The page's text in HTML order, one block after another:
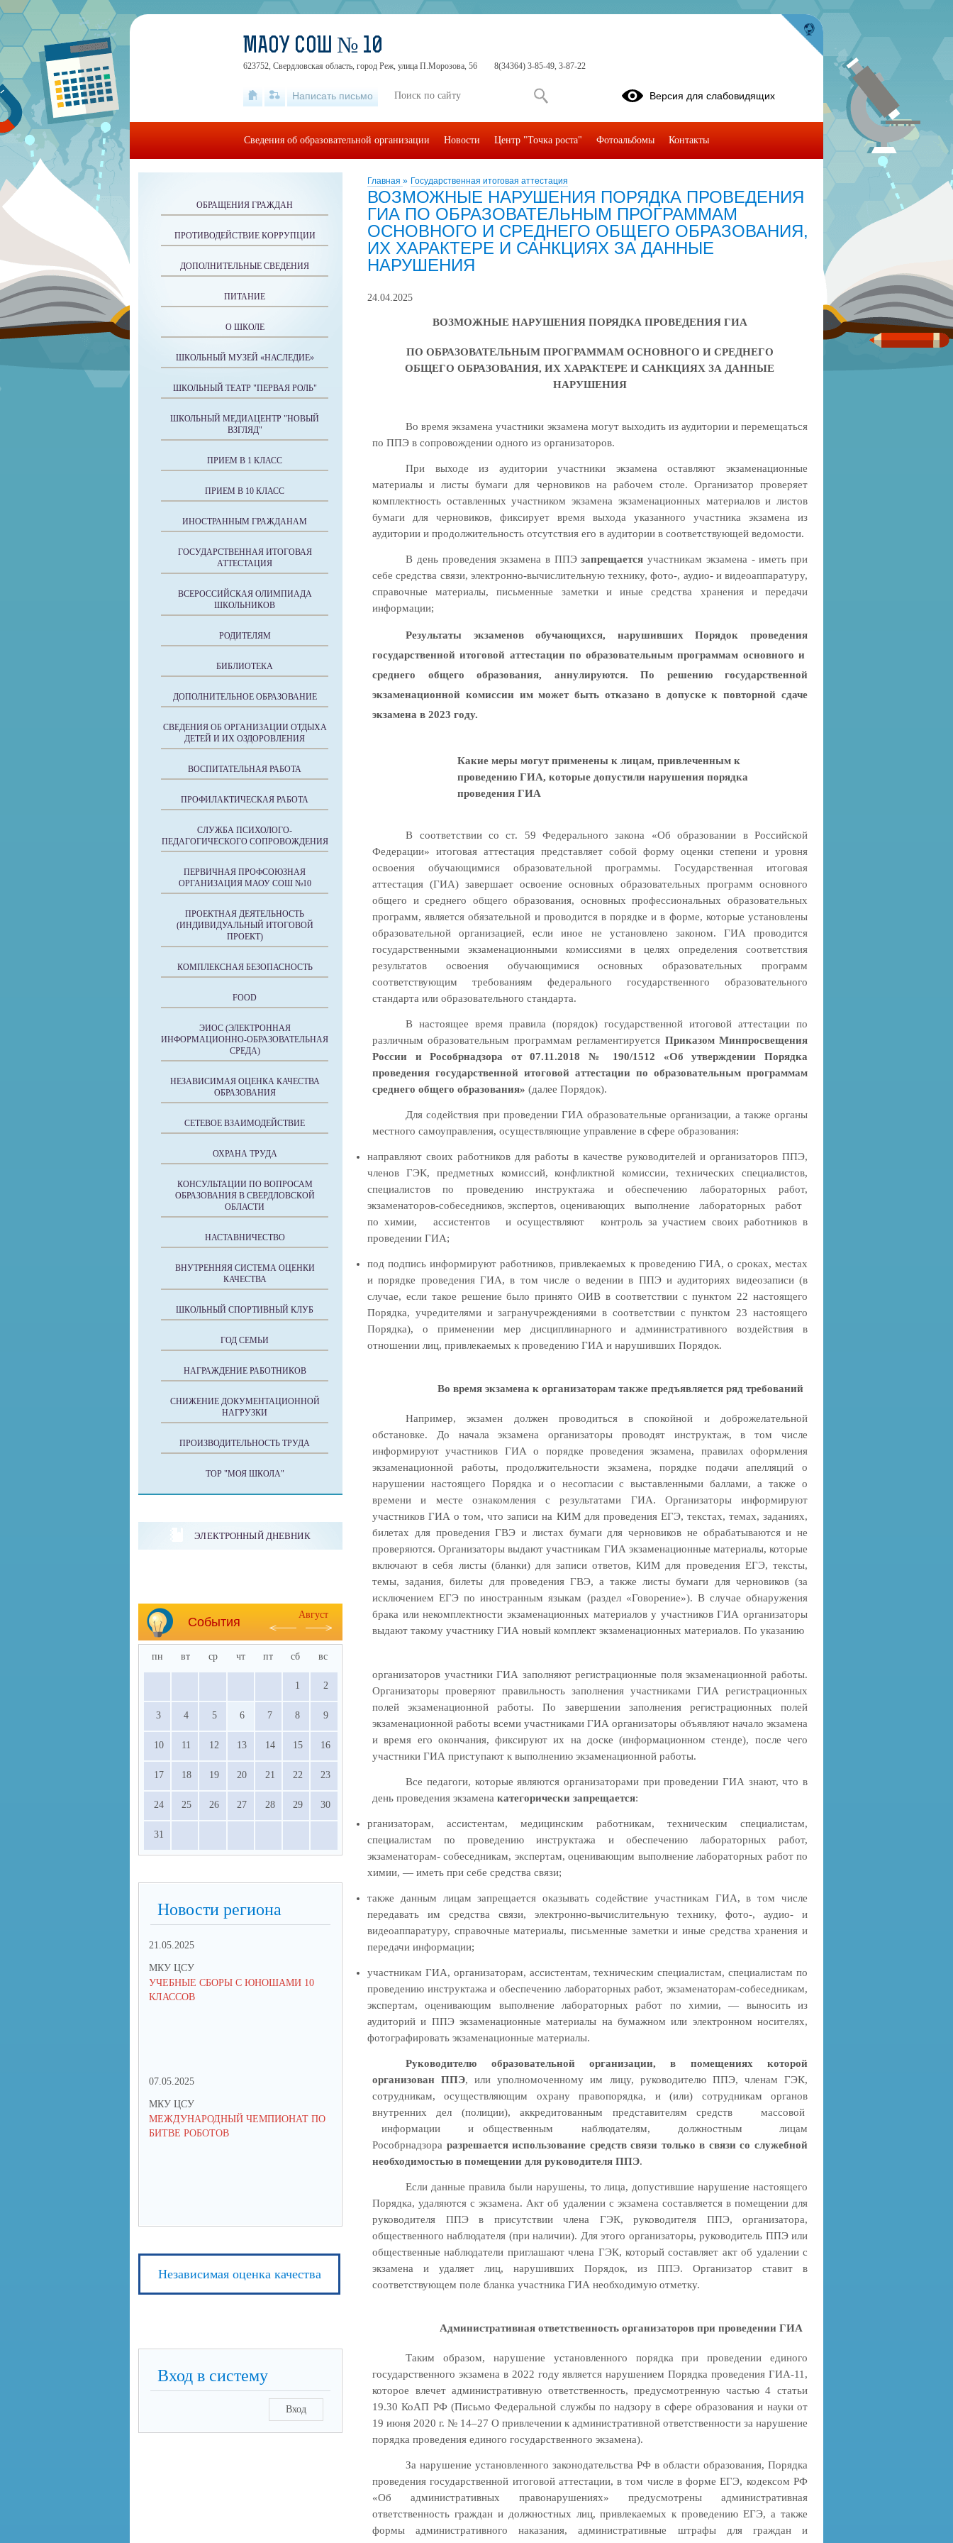
Главная » Государственная итоговая аттестация
ВОЗМОЖНЫЕ НАРУШЕНИЯ ПОРЯДКА ПРОВЕДЕНИЯ
ГИА ПО ОБРАЗОВАТЕЛЬНЫМ ПРОГРАММАМ
ОСНОВНОГО И СРЕДНЕГО ОБЩЕГО ОБРАЗОВАНИЯ,
ИХ ХАРАКТЕРЕ И САНКЦИЯХ ЗА ДАННЫЕ
НАРУШЕНИЯ
24.04.2025
ВОЗМОЖНЫЕ НАРУШЕНИЯ ПОРЯДКА ПРОВЕДЕНИЯ ГИА
ПО ОБРАЗОВАТЕЛЬНЫМ ПРОГРАММАМ ОСНОВНОГО И СРЕДНЕГО
ОБЩЕГО ОБРАЗОВАНИЯ, ИХ ХАРАКТЕРЕ И САНКЦИЯХ ЗА ДАННЫЕ
НАРУШЕНИЯ
Во время экзамена участники экзамена могут выходить из аудитории и перемещаться
по ППЭ в сопровождении одного из организаторов.
При выходе из аудитории участники экзамена оставляют экзаменационные
материалы и листы бумаги для черновиков на рабочем столе. Организатор проверяет
комплектность оставленных участником экзамена экзаменационных материалов и листов
бумаги для черновиков, фиксирует время выхода указанного участника экзамена из
аудитории и продолжительность отсутствия его в аудитории в соответствующей ведомости.
В день проведения экзамена в ППЭзапрещаетсяучастникам экзамена - иметь при
себе средства связи, электронно-вычислительную технику, фото-, аудио- и видеоаппаратуру,
справочные материалы, письменные заметки и иные средства хранения и передачи
информации;
Результаты экзаменов обучающихся, нарушивших Порядок проведения
государственной итоговой аттестации по образовательным программам основного и
среднего общего образования, аннулируются. По решению государственной
экзаменационной комиссии им может быть отказано в допуске к повторной сдаче
экзамена в 2023 году.
Какие меры могут применены к лицам, привлеченным к
проведению ГИА, которые допустили нарушения порядка
проведения ГИА
В соответствии со ст. 59 Федерального закона «Об образовании в Российской
Федерации» итоговая аттестация представляет собой форму оценки степени и уровня
освоения обучающимися образовательной программы. Государственная итоговая
аттестация (ГИА) завершает освоение основных образовательных программ основного
общего и среднего общего образования, основных профессиональных образовательных
программ, является обязательной и проводится в порядке и в форме, которые установлены
образовательной организацией, если иное не установлено законом. ГИА проводится
государственными экзаменационными комиссиями в целях определения соответствия
результатов освоения обучающимися основных образовательных программ
соответствующим требованиям федерального государственного образовательного
стандарта или образовательного стандарта.
В настоящее время правила (порядок) государственной итоговой аттестации по
различным образовательным программам регламентируется Приказом Минпросвещения
России и Рособрнадзора от 07.11.2018 № 190/1512 «Об утверждении Порядка
проведения государственной итоговой аттестации по образовательным программам
среднего общего образования» (далее Порядок).
Для содействия при проведении ГИА образовательные организации, а также органы
местного самоуправления, осуществляющие управление в сфере образования:
направляют своих работников для работы в качестве руководителей и организаторов ППЭ,
членов ГЭК, предметных комиссий, конфликтной комиссии, технических специалистов,
специалистов по проведению инструктажа и обеспечению лабораторных работ,
экзаменаторов-собеседников, экспертов, оценивающих выполнение лабораторных работ
по химии, ассистентов и осуществляют контроль за участием своих работников в
проведении ГИА;
под подпись информируют работников, привлекаемых к проведению ГИА, о сроках, местах
и порядке проведения ГИА, в том числе о ведении в ППЭ и аудиториях видеозаписи (в
случае, если такое решение было принято ОИВ в соответствии с пунктом 22 настоящего
Порядка, учредителями и загранучреждениями в соответствии с пунктом 23 настоящего
Порядка), о применении мер дисциплинарного и административного воздействия в
отношении лиц, привлекаемых к проведению ГИА и нарушивших Порядок.
Во время экзамена к организаторам также предъявляется ряд требований
Например, экзамен должен проводиться в спокойной и доброжелательной
обстановке. До начала экзамена организаторы проводят инструктаж, в том числе
информируют участников ГИА о порядке проведения экзамена, правилах оформления
экзаменационной работы, продолжительности экзамена, порядке подачи апелляций о
нарушении настоящего Порядка и о несогласии с выставленными баллами, а также о
времени и месте ознакомления с результатами ГИА. Организаторы информируют
участников ГИА о том, что записи на КИМ для проведения ЕГЭ, текстах, темах, заданиях,
билетах для проведения ГВЭ и листах бумаги для черновиков не обрабатываются и не
проверяются. Организаторы выдают участникам ГИА экзаменационные материалы, которые
включают в себя листы (бланки) для записи ответов, КИМ для проведения ЕГЭ, тексты,
темы, задания, билеты для проведения ГВЭ, а также листы бумаги для черновиков (за
исключением ЕГЭ по иностранным языкам (раздел «Говорение»). В случае обнаружения
брака или некомплектности экзаменационных материалов у участников ГИА организаторы
выдают такому участнику ГИА новый комплект экзаменационных материалов. По указанию
организаторов участники ГИА заполняют регистрационные поля экзаменационной работы.
Организаторы проверяют правильность заполнения участниками ГИА регистрационных
полей экзаменационной работы. По завершении заполнения регистрационных полей
экзаменационной работы всеми участниками ГИА организаторы объявляют начало экзамена
и время его окончания, фиксируют их на доске (информационном стенде), после чего
участники ГИА приступают к выполнению экзаменационной работы.
Все педагоги, которые являются организаторами при проведении ГИА знают, что в
день проведения экзамена категорически запрещается:
рганизаторам, ассистентам, медицинским работникам, техническим специалистам,
специалистам по проведению инструктажа и обеспечению лабораторных работ,
экзаменаторам- собеседникам, экспертам, оценивающим выполнение лабораторных работ по
химии, — иметь при себе средства связи;
также данным лицам запрещается оказывать содействие участникам ГИА, в том числе
передавать им средства связи, электронно-вычислительную технику, фото-, аудио- и
видеоаппаратуру, справочные материалы, письменные заметки и иные средства хранения и
передачи информации;
участникам ГИА, организаторам, ассистентам, техническим специалистам, специалистам по
проведению инструктажа и обеспечению лабораторных работ, экзаменаторам-собеседникам,
экспертам, оценивающим выполнение лабораторных работ по химии, — выносить из
аудиторий и ППЭ экзаменационные материалы на бумажном или электронном носителях,
фотографировать экзаменационные материалы.
Руководителю образовательной организации, в помещениях которой
организован ППЭ, или уполномоченному им лицу, руководителю ППЭ, членам ГЭК,
сотрудникам, осуществляющим охрану правопорядка, и (или) сотрудникам органов
внутренних дел (полиции), аккредитованным представителям средств массовой
информации и общественным наблюдателям, должностным лицам
Рособрнадзора разрешается использование средств связи только в связи со служебной
необходимостью в помещении для руководителя ППЭ.
Если данные правила были нарушены, то лица, допустившие нарушение настоящего
Порядка, удаляются с экзамена. Акт об удалении с экзамена составляется в помещении для
руководителя ППЭ в присутствии члена ГЭК, руководителя ППЭ, организатора,
общественного наблюдателя (при наличии). Для этого организаторы, руководитель ППЭ или
общественные наблюдатели приглашают члена ГЭК, который составляет акт об удалении с
экзамена и удаляет лиц, нарушивших Порядок, из ППЭ. Организатор ставит в
соответствующем поле бланка участника ГИА необходимую отметку.
Административная ответственность организаторов при проведении ГИА
Таким образом, нарушение установленного порядка при проведении единого
государственного экзамена в 2022 году является нарушением Порядка проведения ГИА-11,
которое влечет административную ответственность, предусмотренную частью 4 статьи
19.30 КоАП РФ (Письмо Федеральной службы по надзору в сфере образования и науки от
19 июня 2020 г. № 14–27 О привлечении к административной ответственности за нарушение
порядка проведения единого государственного экзамена).
За нарушение установленного законодательства РФ в области образования, Порядка
проведения государственной итоговой аттестации, в том числе в форме ЕГЭ, кодексом РФ
«Об административных правонарушениях» предусмотрены административная
ответственность граждан и должностных лиц, привлекаемых к проведению ЕГЭ, а также
формы административного наказания, административные штрафы для граждан и
ОБРАЩЕНИЯ ГРАЖДАН
ПРОТИВОДЕЙСТВИЕ КОРРУПЦИИ
ДОПОЛНИТЕЛЬНЫЕ СВЕДЕНИЯ
ПИТАНИЕ
О ШКОЛЕ
ШКОЛЬНЫЙ МУЗЕЙ «НАСЛЕДИЕ»
ШКОЛЬНЫЙ ТЕАТР "ПЕРВАЯ РОЛЬ"
ШКОЛЬНЫЙ МЕДИАЦЕНТР "НОВЫЙ
ВЗГЛЯД"
ПРИЕМ В 1 КЛАСС
ПРИЕМ В 10 КЛАСС
ИНОСТРАННЫМ ГРАЖДАНАМ
ГОСУДАРСТВЕННАЯ ИТОГОВАЯ
АТТЕСТАЦИЯ
ВСЕРОССИЙСКАЯ ОЛИМПИАДА
ШКОЛЬНИКОВ
РОДИТЕЛЯМ
БИБЛИОТЕКА
ДОПОЛНИТЕЛЬНОЕ ОБРАЗОВАНИЕ
СВЕДЕНИЯ ОБ ОРГАНИЗАЦИИ ОТДЫХА
ДЕТЕЙ И ИХ ОЗДОРОВЛЕНИЯ
ВОСПИТАТЕЛЬНАЯ РАБОТА
ПРОФИЛАКТИЧЕСКАЯ РАБОТА
СЛУЖБА ПСИХОЛОГО-
ПЕДАГОГИЧЕСКОГО СОПРОВОЖДЕНИЯ
ПЕРВИЧНАЯ ПРОФСОЮЗНАЯ
ОРГАНИЗАЦИЯ МАОУ СОШ №10
ПРОЕКТНАЯ ДЕЯТЕЛЬНОСТЬ
(ИНДИВИДУАЛЬНЫЙ ИТОГОВОЙ
ПРОЕКТ)
КОМПЛЕКСНАЯ БЕЗОПАСНОСТЬ
FOOD
ЭИОС (ЭЛЕКТРОННАЯ
ИНФОРМАЦИОННО-ОБРАЗОВАТЕЛЬНАЯ
СРЕДА)
НЕЗАВИСИМАЯ ОЦЕНКА КАЧЕСТВА
ОБРАЗОВАНИЯ
СЕТЕВОЕ ВЗАИМОДЕЙСТВИЕ
ОХРАНА ТРУДА
КОНСУЛЬТАЦИИ ПО ВОПРОСАМ
ОБРАЗОВАНИЯ В СВЕРДЛОВСКОЙ
ОБЛАСТИ
НАСТАВНИЧЕСТВО
ВНУТРЕННЯЯ СИСТЕМА ОЦЕНКИ
КАЧЕСТВА
ШКОЛЬНЫЙ СПОРТИВНЫЙ КЛУБ
ГОД СЕМЬИ
НАГРАЖДЕНИЕ РАБОТНИКОВ
СНИЖЕНИЕ ДОКУМЕНТАЦИОННОЙ
НАГРУЗКИ
ПРОИЗВОДИТЕЛЬНОСТЬ ТРУДА
ТОР "МОЯ ШКОЛА"
ЭЛЕКТРОННЫЙ ДНЕВНИК
События
Август
пн вт ср чт пт сб вс
1 2
3 4 5 6 7 8 9
10 11 12 13 14 15 16
17 18 19 20 21 22 23
24 25 26 27 28 29 30
31
Новости региона
21.05.2025
МКУ ЦСУ
УЧЕБНЫЕ СБОРЫ С ЮНОШАМИ 10
КЛАССОВ
07.05.2025
МКУ ЦСУ
МЕЖДУНАРОДНЫЙ ЧЕМПИОНАТ ПО
БИТВЕ РОБОТОВ
10.02.2025
СТРАТЕГИЯ РАЗВИТИЯ ОБРАЗОВАНИЯ
РОССИЙСКОЙ ФЕДЕРАЦИИ: ОТ
ЗАМЫСЛА К МЕХАНИЗМАМ
РЕАЛИЗАЦИИ
27.04.2024
МКУ ЦСУ
ИНФОРМАЦИОННАЯ ВСТРЕЧА С
ПОДРОСТКАМИ, СОСТОЯЩИМИ НА
ПРОФИЛАКТИЧЕСКИХ УЧЕТАХ, И ИХ
РОДИТЕЛЯМИ ПО ВОПРОСАМ
НАБОР В ВУЗ МЧС РОССИИ
08.04.2024
МКУ ЦСУ
ОБ УЧАСТИИ В ПРИГЛАСИТЕЛЬНОМ
ЭТАПЕ ВСЕРОССИЙСКОЙ
ОЛИМПИАДЫ ШКОЛЬНИКОВ
Независимая оценка качества
Вход в систему
Вход
МАОУ СОШ № 10
623752, Свердловская область, город Реж, улица П.Морозова, 56 8(34364) 3-85-49, 3-87-22
Написать письмо Версия для слабовидящих
Сведения об образовательной организации Новости Центр "Точка роста" Фотоальбомы Контакты